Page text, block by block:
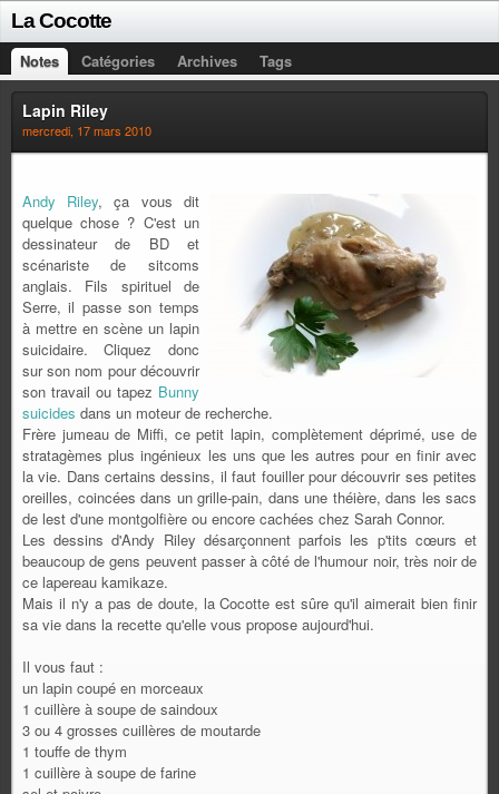
La Cocotte
Notes Catégories Archives Tags
Lapin Riley
mercredi, 17 mars 2010
Andy Riley, ça vous dit
quelque chose ? C'est un
dessinateur de BD et
scénariste de sitcoms
anglais. Fils spirituel de
Serre, il passe son temps
à mettre en scène un lapin
suicidaire. Cliquez donc
sur son nom pour découvrir
son travail ou tapez Bunny
suicides dans un moteur de recherche.
Frère jumeau de Miffi, ce petit lapin, complètement déprimé, use de
stratagèmes plus ingénieux les uns que les autres pour en finir avec
la vie. Dans certains dessins, il faut fouiller pour découvrir ses petites
oreilles, coincées dans un grille-pain, dans une théière, dans les sacs
de lest d'une montgolfière ou encore cachées chez Sarah Connor.
Les dessins d'Andy Riley désarçonnent parfois les p'tits cœurs et
beaucoup de gens peuvent passer à côté de l'humour noir, très noir de
ce lapereau kamikaze.
Mais il n'y a pas de doute, la Cocotte est sûre qu'il aimerait bien finir
sa vie dans la recette qu'elle vous propose aujourd'hui.
Il vous faut :
un lapin coupé en morceaux
1 cuillère à soupe de saindoux
3 ou 4 grosses cuillères de moutarde
1 touffe de thym
1 cuillère à soupe de farine